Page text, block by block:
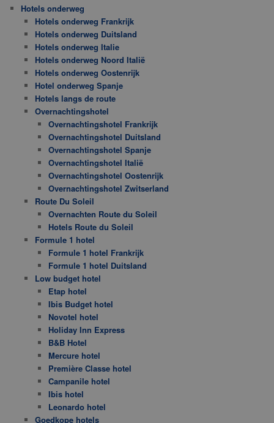
Hotels onderweg
Hotels onderweg Frankrijk
Hotels onderweg Duitsland
Hotels onderweg Italie
Hotels onderweg Noord Italië
Hotels onderweg Oostenrijk
Hotel onderweg Spanje
Hotels langs de route
Overnachtingshotel
Overnachtingshotel Frankrijk
Overnachtingshotel Duitsland
Overnachtingshotel Spanje
Overnachtingshotel Italië
Overnachtingshotel Oostenrijk
Overnachtingshotel Zwitserland
Route Du Soleil
Overnachten Route du Soleil
Hotels Route du Soleil
Formule 1 hotel
Formule 1 hotel Frankrijk
Formule 1 hotel Duitsland
Low budget hotel
Etap hotel
Ibis Budget hotel
Novotel hotel
Holiday Inn Express
B&B Hotel
Mercure hotel
Première Classe hotel
Campanile hotel
Ibis hotel
Leonardo hotel
Goedkope hotels